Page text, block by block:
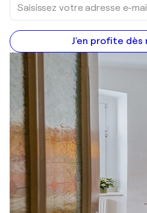
J'en profite dès